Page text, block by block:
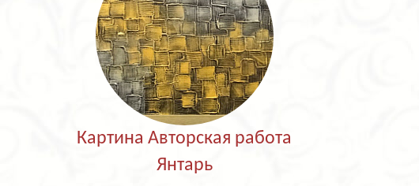
Картина Авторская работа
Янтарь